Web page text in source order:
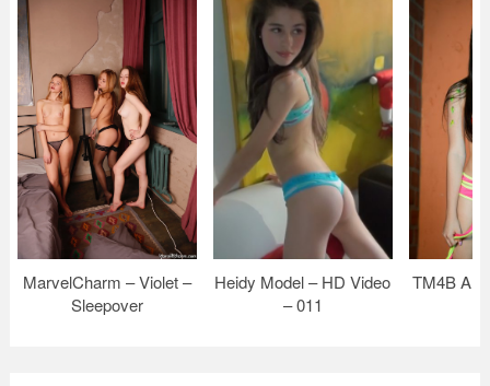
MarvelCharm – Violet –
Sleepover
Heidy Model – HD Video
– 011
TM4B